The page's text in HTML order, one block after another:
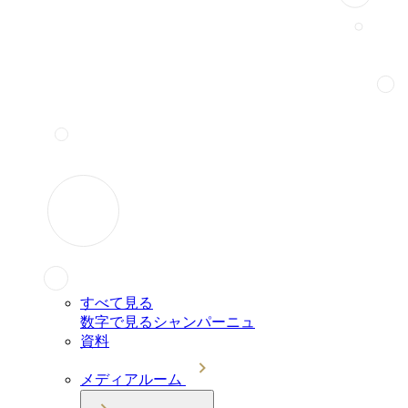
すべて見る
数字で見るシャンパーニュ
資料
メディアルーム